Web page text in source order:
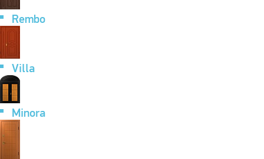
Rembo
Villa
Minora